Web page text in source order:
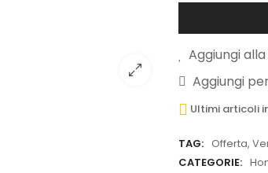
Aggiungi
Aggiungi
Ultimi articoli
TAG: Offerta,
CATEGORIE: